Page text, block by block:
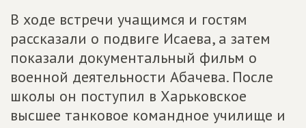
В ходе встречи учащимся и гостям
рассказали о подвиге Исаева, а затем
показали документальный фильм о
военной деятельности Абачева. После
школы он поступил в Харьковское
высшее танковое командное училище и